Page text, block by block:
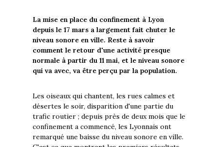
La mise en place du confinement à Lyon
depuis le 17 mars a largement fait chuter le
niveau sonore en ville. Reste à savoir
comment le retour d'une activité presque
normale à partir du 11 mai, et le niveau sonore
qui va avec, va être perçu par la population.
Les oiseaux qui chantent, les rues calmes et
désertes le soir, disparition d'une partie du
trafic routier ; depuis près de deux mois que le
confinement a commencé, les Lyonnais ont
remarqué une baisse du niveau sonore en ville.